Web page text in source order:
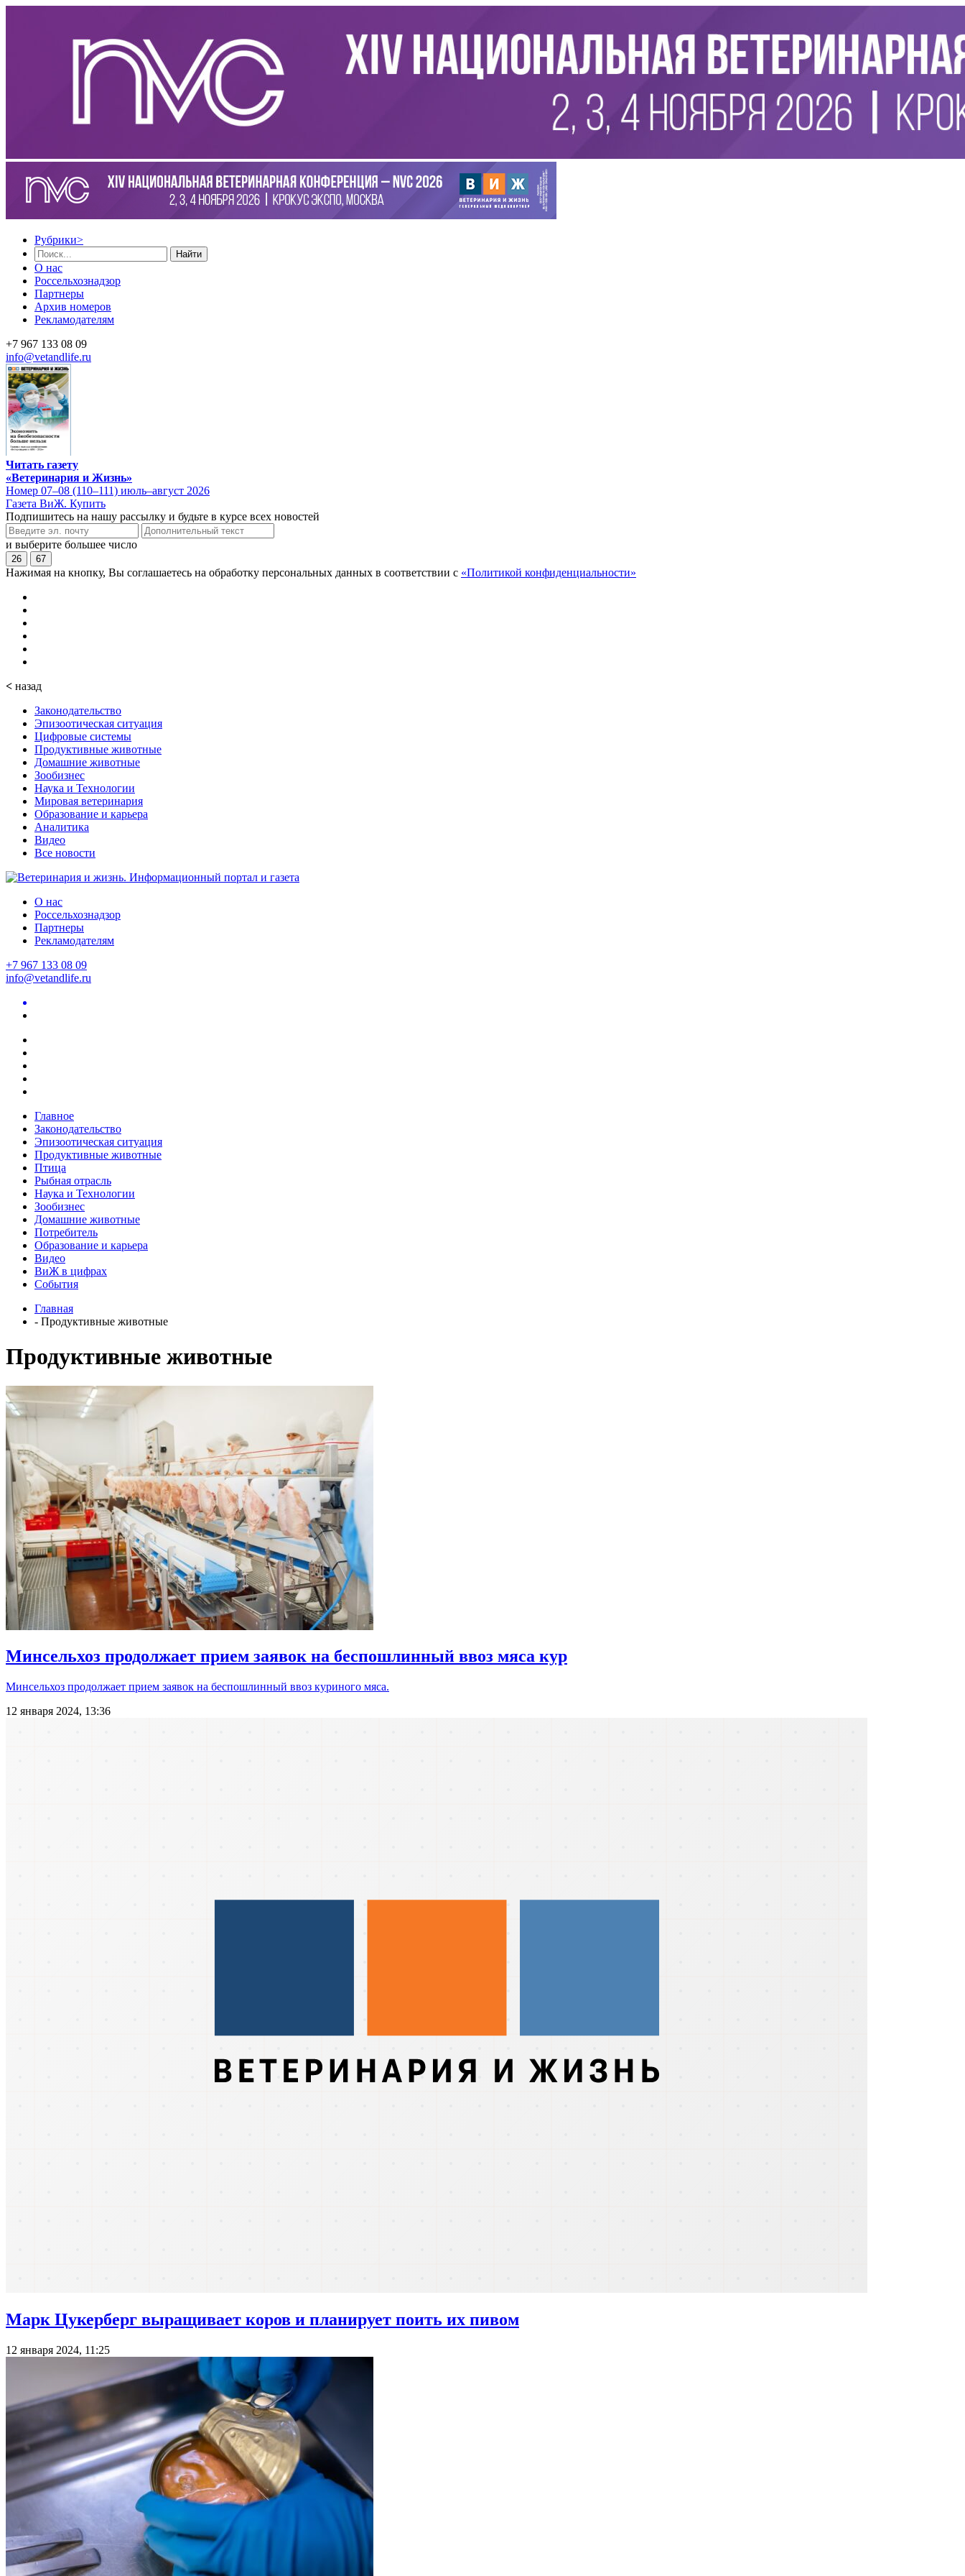
Рубрики>
Найти
О нас
Россельхознадзор
Партнеры
Архив номеров
Рекламодателям
+7 967 133 08 09
info@vetandlife.ru
Читать газету
«Ветеринария и Жизнь»
Номер 07–08 (110–111) июль–август 2026
Газета ВиЖ. Купить
Подпишитесь на нашу рассылку и будьте в курсе всех новостей
и выберите большее число
26 67
Нажимая на кнопку, Вы соглашаетесь на обработку персональных данных в соответствии с «Политикой конфиденциальности»
< назад
Законодательство
Эпизоотическая ситуация
Цифровые системы
Продуктивные животные
Домашние животные
Зообизнес
Наука и Технологии
Мировая ветеринария
Образование и карьера
Аналитика
Видео
Все новости
О нас
Россельхознадзор
Партнеры
Рекламодателям
+7 967 133 08 09
info@vetandlife.ru
Главное
Законодательство
Эпизоотическая ситуация
Продуктивные животные
Птица
Рыбная отрасль
Наука и Технологии
Зообизнес
Домашние животные
Потребитель
Образование и карьера
Видео
ВиЖ в цифрах
События
Главная
- Продуктивные животные
Продуктивные животные
Минсельхоз продолжает прием заявок на беспошлинный ввоз мяса кур
Минсельхоз продолжает прием заявок на беспошлинный ввоз куриного мяса.
12 января 2024, 13:36
Марк Цукерберг выращивает коров и планирует поить их пивом
12 января 2024, 11:25